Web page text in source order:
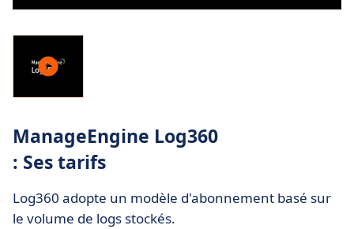
ManageEngine Log360
: Ses tarifs
Log360 adopte un modèle d'abonnement basé sur
le volume de logs stockés.